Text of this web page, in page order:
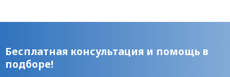
Бесплатная консультация и помощь в
подборе!